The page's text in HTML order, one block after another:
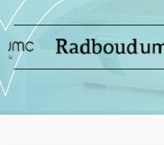
Slide 2 of 4.